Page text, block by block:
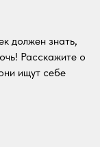
должен знать,
Расскажите о
ищут себе